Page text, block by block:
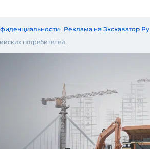
Реклама на Экскаватор Ру
потребителей.